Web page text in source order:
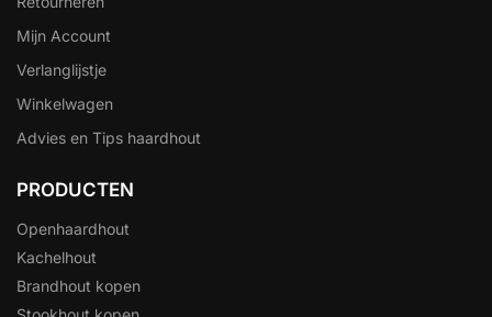
Mijn Account
Verlanglijstje
Winkelwagen
Advies en Tips haardhout
PRODUCTEN
Openhaardhout
Kachelhout
Brandhout kopen